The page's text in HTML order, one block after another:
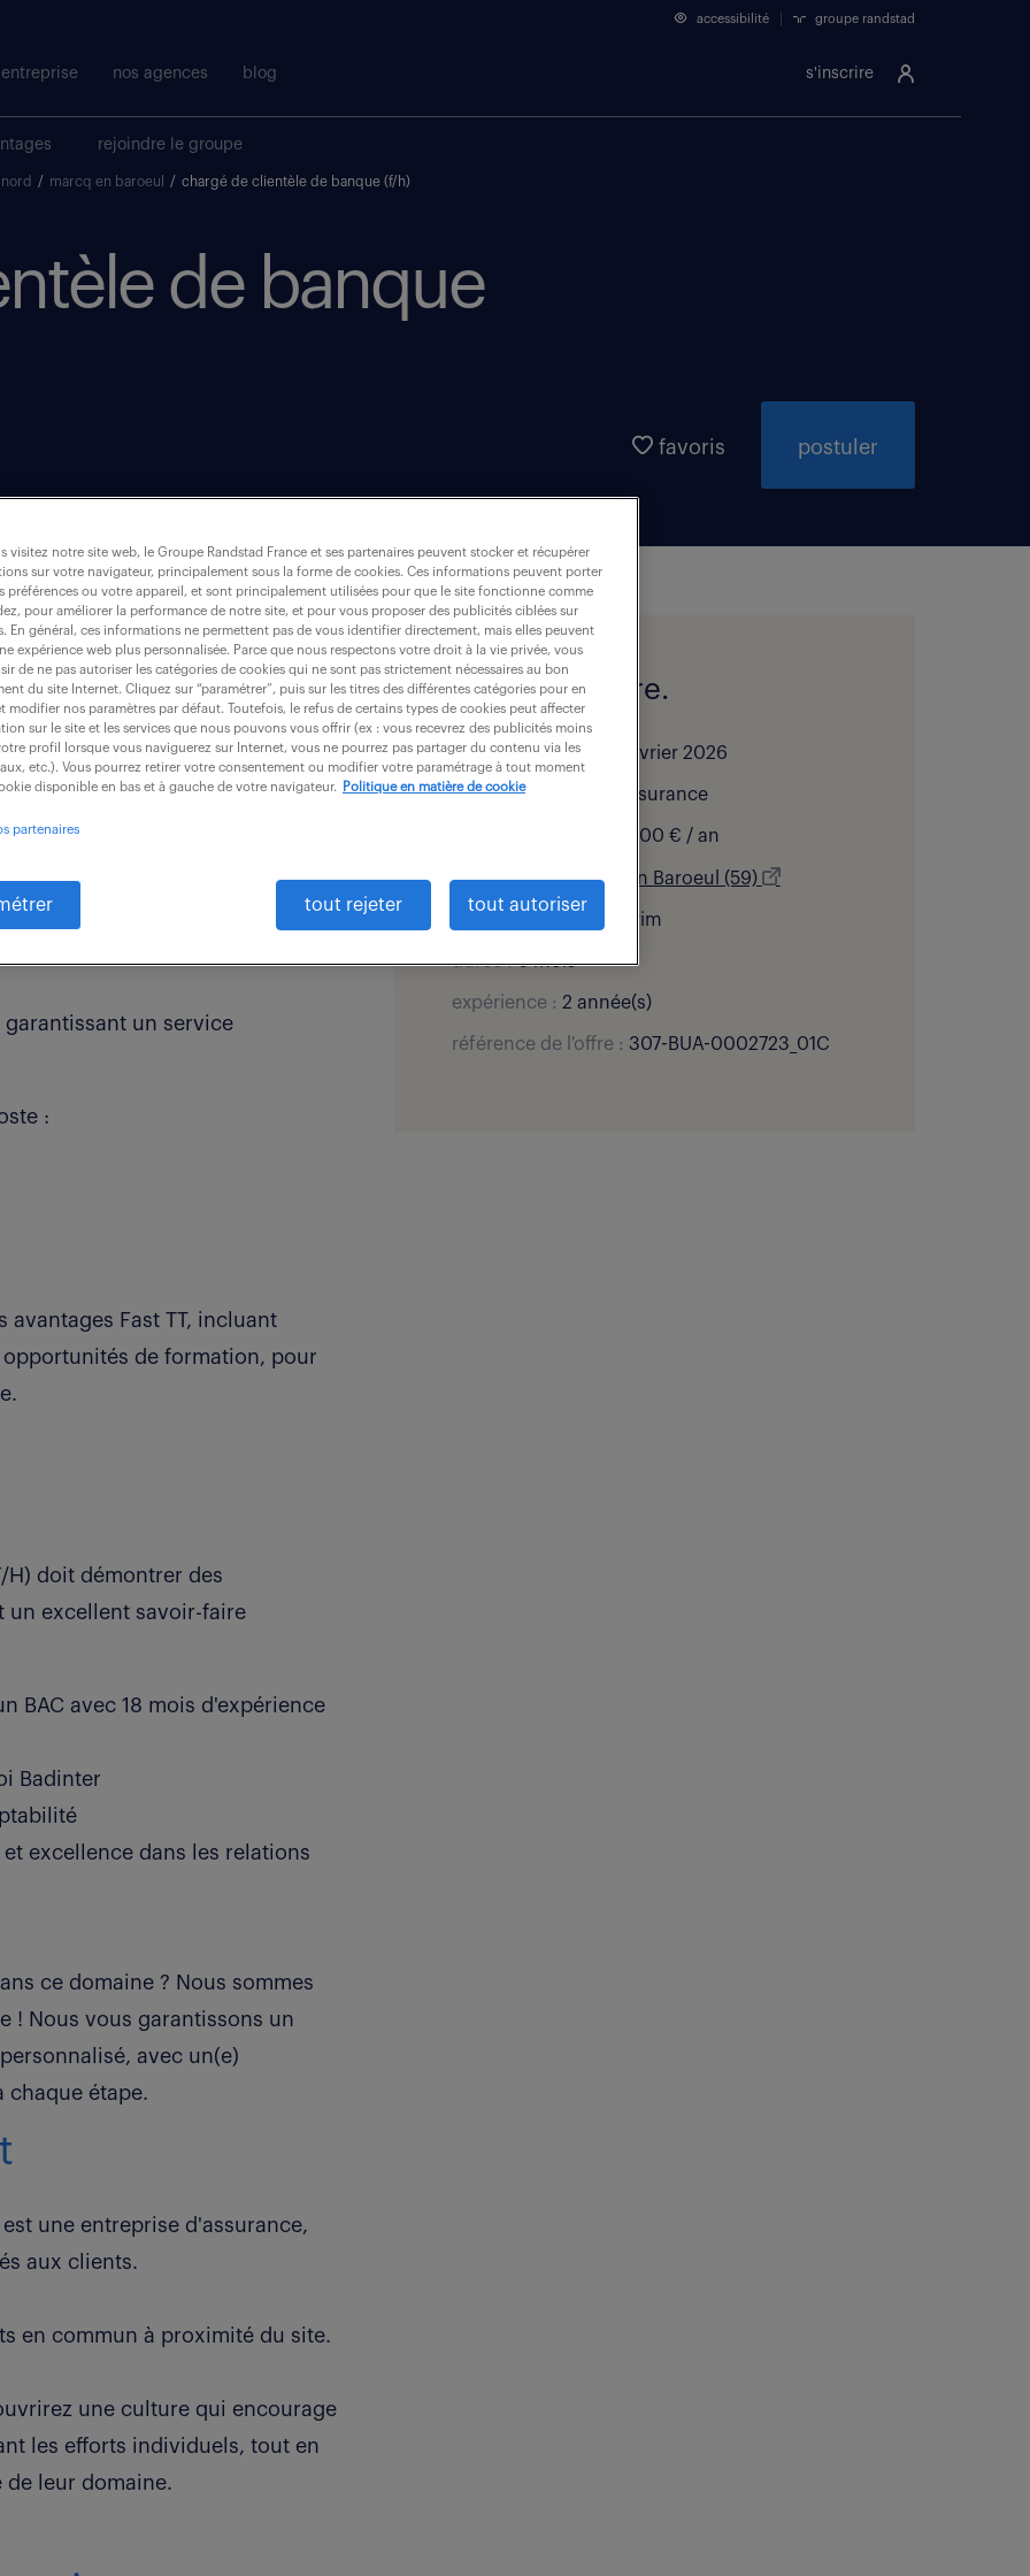
s'inscrire
accessibilité groupe randstad
entreprise nos agences blog
rejoindre le groupe
nord / marcq en baroeul / chargé de clientèle de banque (f/h)
de banque
postuler
favoris
en tant que Chargé(e) de
et à la satisfaction client à
aux sinistres automobiles
AUTO matériels, tout en
dispositions en vigueur
intermédiaires dans le cadre de
un service
:
avantages Fast TT, incluant
de formation, pour
H) doit démontrer des
un excellent savoir-faire
BAC avec 18 mois d'expérience
Badinter
excellence dans les relations
ce domaine ? Nous sommes
! Nous vous garantissons un
avec un(e)
chaque étape.
est une entreprise d'assurance,
aux clients.
en commun à proximité du site.
une culture qui encourage
les efforts individuels, tout en
leur domaine.
détail de l'offre.
offre publiée le : 23 février 2026
secteur d’activité : Assurance
28 000 - 28 200 € / an
localisation :Marcq En Baroeul (59)
intérim
durée :6 mois
expérience : 2 année(s)
référence de l'offre : 307-BUA-0002723_01C
visitez notre site web, le Groupe Randstad France et ses partenaires peuvent stocker et récupérer
sur votre navigateur, principalement sous la forme de cookies. Ces informations peuvent porter
préférences ou votre appareil, et sont principalement utilisées pour que le site fonctionne comme
pour améliorer la performance de notre site, et pour vous proposer des publicités ciblées sur
En général, ces informations ne permettent pas de vous identifier directement, mais elles peuvent
expérience web plus personnalisée. Parce que nous respectons votre droit à la vie privée, vous
de ne pas autoriser les catégories de cookies qui ne sont pas strictement nécessaires au bon
du site Internet. Cliquez sur “paramétrer”, puis sur les titres des différentes catégories pour en
modifier nos paramètres par défaut. Toutefois, le refus de certains types de cookies peut affecter
sur le site et les services que nous pouvons vous offrir (ex : vous recevrez des publicités moins
profil lorsque vous naviguerez sur Internet, vous ne pourrez pas partager du contenu via les
etc.). Vous pourrez retirer votre consentement ou modifier votre paramétrage à tout moment
disponible en bas et à gauche de votre navigateur.
Politique en matière de cookie
partenaires
tout rejeter tout autoriser